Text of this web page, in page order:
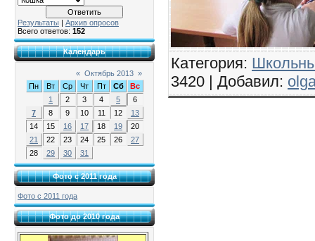
Результаты
Архив опросов
Всего ответов: 152
Календарь
« Октябрь 2013 »
Пн
Вт Ср Чт Пт Сб
Вс
1
2 3 4 5
6
7
8 9 10 11 12
13
14
15 16 17 18 19
20
21
22 23 24 25 26
27
28
29 30 31
Фото с 2011 года
Фото с 2011 года
Фото до 2010 года
Категория:
3420 | Добавил: